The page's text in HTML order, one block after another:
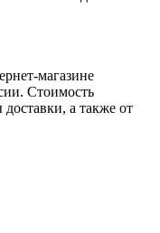
магазине
Стоимость
а также от